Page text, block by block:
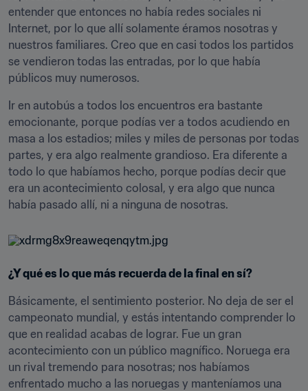
entender que entonces no había redes sociales ni
Internet, por lo que allí solamente éramos nosotras y
nuestros familiares. Creo que en casi todos los partidos
se vendieron todas las entradas, por lo que había
públicos muy numerosos.
Ir en autobús a todos los encuentros era bastante
emocionante, porque podías ver a todos acudiendo en
masa a los estadios; miles y miles de personas por todas
partes, y era algo realmente grandioso. Era diferente a
todo lo que habíamos hecho, porque podías decir que
era un acontecimiento colosal, y era algo que nunca
había pasado allí, ni a ninguna de nosotras.
¿Y qué es lo que más recuerda de la final en sí?
Básicamente, el sentimiento posterior. No deja de ser el
campeonato mundial, y estás intentando comprender lo
que en realidad acabas de lograr. Fue un gran
acontecimiento con un público magnífico. Noruega era
un rival tremendo para nosotras; nos habíamos
enfrentado mucho a las noruegas y manteníamos una